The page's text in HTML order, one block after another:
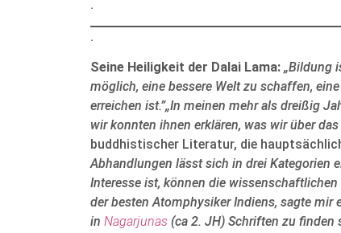
.
.
Seine Heiligkeit der Dalai Lama: „Bildung
möglich, eine bessere Welt zu schaffen,
erreichen ist.”„In meinen mehr als dreißig
wir konnten ihnen erklären, was wir über
buddhistischer Literatur, die
Abhandlungen lässt sich in drei Kategorien
Interesse ist, können die
der besten Atomphysiker Indiens, sagte mir
in Nagarjunas (ca 2. JH) Schriften zu finden